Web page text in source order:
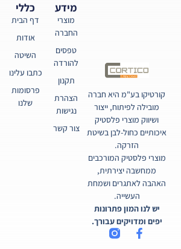
קורטיקו בע"מ היא חברה
מובילה לפיתוח, ייצור
ושיווק מוצרי פלסטיק
איכותיים כחול-לבן בשיטת
הזרקה.
מוצרי פלסטיק המורכבים
ממחשבה יצירתית,
האהבה לאתגרים ושמחת
העשייה.
יש לנו המון פתרונות
יפים ומדויקים עבורך.
כללי
דף הבית
אודות
השיטה
כתבו עלינו
פרסומות
שלנו
מידע
מוצרי
החברה
טפסים
להורדה
תקנון
הצהרת
נגישות
צור קשר